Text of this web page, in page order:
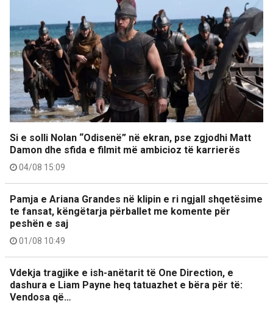
Si e solli Nolan “Odisenë” në ekran, pse zgjodhi Matt
Damon dhe sfida e filmit më ambicioz të karrierës
04/08 15:09
Pamja e Ariana Grandes në klipin e ri ngjall shqetësime
te fansat, këngëtarja përballet me komente për
peshën e saj
01/08 10:49
Vdekja tragjike e ish-anëtarit të One Direction, e
dashura e Liam Payne heq tatuazhet e bëra për të:
Vendosa që…